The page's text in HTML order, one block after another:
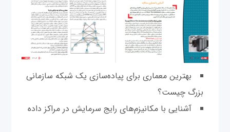
بهترین معماری برای پیاده‌سازی یک شبکه سازمانی
بزرگ چیست؟
آشنایی با مکانیزم‌های رایج سرمایش در مراکز داده